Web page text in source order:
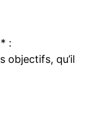
:
objectifs, qu’il